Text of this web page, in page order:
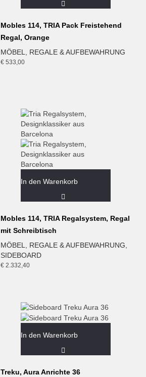
Mobles 114, TRIA Pack Freistehend
Regal, Orange
MÖBEL
REGALE & AUFBEWAHRUNG
€533,00
In den Warenkorb
Mobles 114, TRIA Regalsystem, Regal
mit Schreibtisch
MÖBEL
REGALE & AUFBEWAHRUNG
SIDEBOARD
€2.332,40
In den Warenkorb
Treku, Aura Anrichte 36